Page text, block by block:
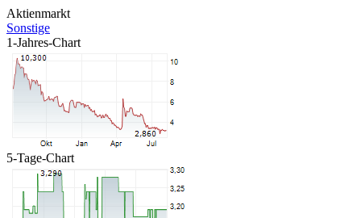
Aktienmarkt
Sonstige
1-Jahres-Chart
5-Tage-Chart